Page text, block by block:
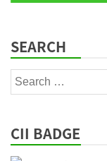
SEARCH
Search
for:
CII BADGE